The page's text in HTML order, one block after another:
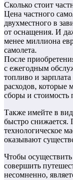
Сколько стоит
Цена частного
двухместного в
от оснащения. И
менее миллиона
самолета.
После
с ежегодным
топливо и
расходов, которые
сборы и стоимость
Также имейте в
быстро
технологическое
оказывают
Чтобы
совершить
несомненно,